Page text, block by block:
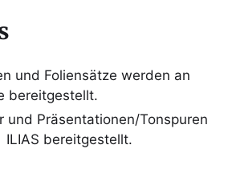
und Foliensätze werden an
bereitgestellt.
und Präsentationen/Tonspuren
bereitgestellt.